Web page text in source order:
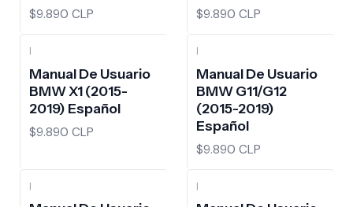
$9.890 CLP $9.890 CLP
|
Manual De Usuario
BMW X1 (2015-
2019) Español
$9.890 CLP
|
Manual De Usuario
BMW G11/G12
(2015-2019)
Español
$9.890 CLP
| |